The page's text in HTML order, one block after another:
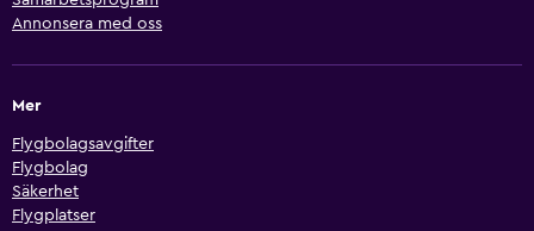
Annonsera med oss
Mer
Flygbolagsavgifter
Flygbolag
Säkerhet
Flygplatser